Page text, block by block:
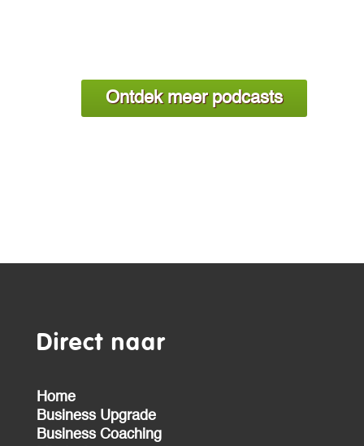
Ontdek meer podcasts
Direct naar
Home
Business Upgrade
Business Coaching